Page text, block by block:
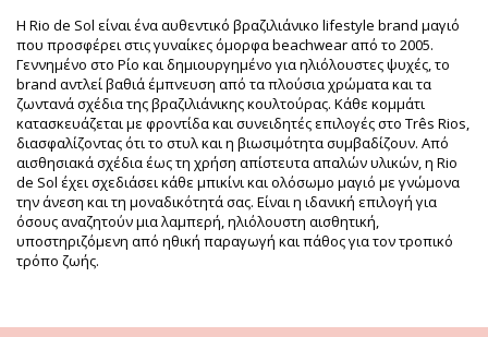
Πληροφορίες προϊόντος
Τμήμα: Γυναίκα, Σουτιέν
Η συσκευασία περιλαμβάνει: 1 x Σουτιέν (Δεν
περιλαμβάνονται άλλα αξεσουάρ)
HS CODE: 6112.41.0010
SKU: 1981126579
EAN: S (7899810435002), M (7899810434999), L (7899810436870),
XL (7899810434883), XXL (7899810465566)
Βάρος: 55g / 0.12lb / 1.94oz
Η εκτύπωση δεν είναι ακριβής και μπορεί να ποικίλει ανάλογα
με την περικοπή
Βελτιωμένες ψηφιακά φωτογραφίες
Οδηγίες φροντίδας για: Rio de Sol Top Luma Mel
Η Rio de Sol είναι ένα αυθεντικό βραζιλιάνικο lifestyle brand μαγιό
που προσφέρει στις γυναίκες όμορφα beachwear από το 2005.
Γεννημένο στο Ρίο και δημιουργημένο για ηλιόλουστες ψυχές, το
brand αντλεί βαθιά έμπνευση από τα πλούσια χρώματα και τα
ζωντανά σχέδια της βραζιλιάνικης κουλτούρας. Κάθε κομμάτι
κατασκευάζεται με φροντίδα και συνειδητές επιλογές στο Três Rios,
διασφαλίζοντας ότι το στυλ και η βιωσιμότητα συμβαδίζουν. Από
αισθησιακά σχέδια έως τη χρήση απίστευτα απαλών υλικών, η Rio
de Sol έχει σχεδιάσει κάθε μπικίνι και ολόσωμο μαγιό με γνώμονα
την άνεση και τη μοναδικότητά σας. Είναι η ιδανική επιλογή για
όσους αναζητούν μια λαμπερή, ηλιόλουστη αισθητική,
υποστηριζόμενη από ηθική παραγωγή και πάθος για τον τροπικό
τρόπο ζωής.